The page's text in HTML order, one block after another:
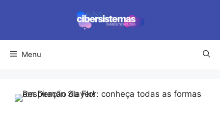
conteúdo
Menu